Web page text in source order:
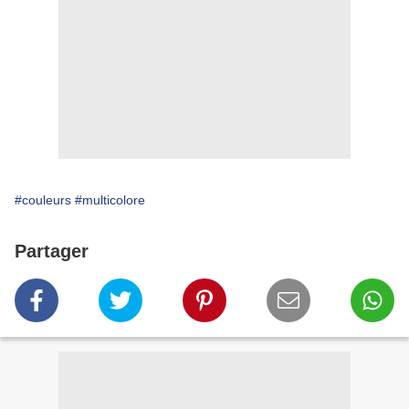
#couleurs #multicolore
Partager